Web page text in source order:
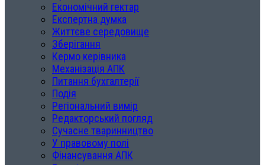
Економічний гектар
Експертна думка
Життєве середовище
Зберігання
Кермо керівника
Механізація АПК
Питання бухгалтерії
Подія
Регіональний вимір
Редакторський погляд
Сучасне тваринництво
У правовому полі
Фінансування АПК